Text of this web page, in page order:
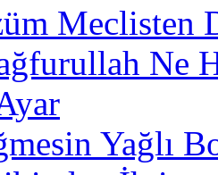
Meclisten
Ne
Yağlı